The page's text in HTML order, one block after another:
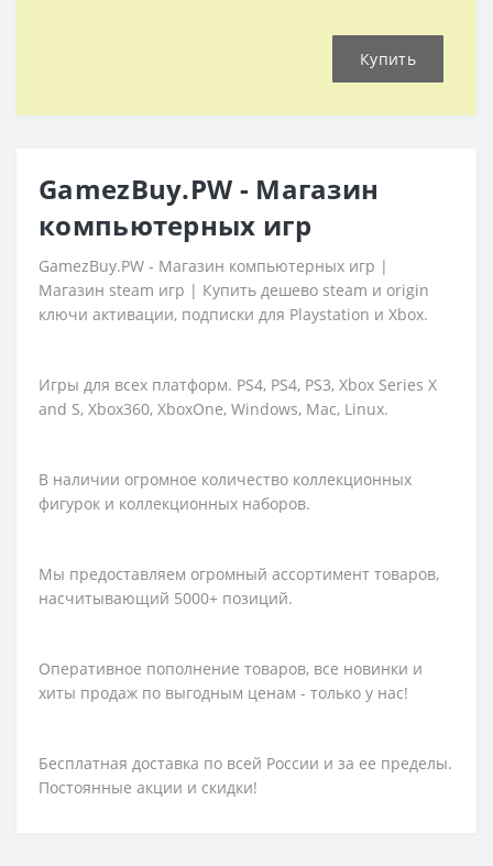
Купить
GamezBuy.PW - Магазин
компьютерных игр
GamezBuy.PW - Магазин компьютерных игр |
Магазин steam игр | Купить дешево steam и origin
ключи активации, подписки для Playstation и Xbox.
Игры для всех платформ. PS4, PS4, PS3, Xbox Series X
and S, Xbox360, XboxOne, Windows, Mac, Linux.
В наличии огромное количество коллекционных
фигурок и коллекционных наборов.
Мы предоставляем огромный ассортимент товаров,
насчитывающий 5000+ позиций.
Оперативное пополнение товаров, все новинки и
хиты продаж по выгодным ценам - только у нас!
Бесплатная доставка по всей России и за ее пределы.
Постоянные акции и скидки!